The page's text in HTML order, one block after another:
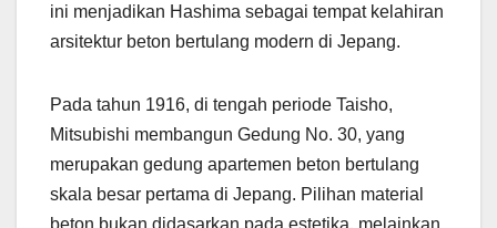
ini menjadikan Hashima sebagai tempat kelahiran
arsitektur beton bertulang modern di Jepang.
Pada tahun 1916, di tengah periode Taisho,
Mitsubishi membangun Gedung No. 30, yang
merupakan gedung apartemen beton bertulang
skala besar pertama di Jepang. Pilihan material
beton bukan didasarkan pada estetika, melainkan